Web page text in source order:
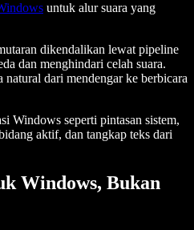
untuk alur suara yang
dikendalikan lewat pipeline
dan menghindari celah suara.
natural dari mendengar ke berbicara
Windows seperti pintasan sistem,
aktif, dan tangkap teks dari
Windows, Bukan